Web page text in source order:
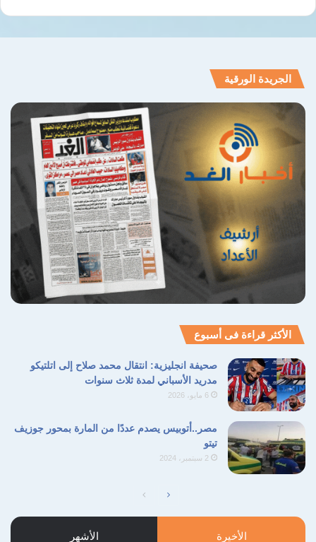
الجريدة الورقية
الأكثر قراءة فى أسبوع
صحيفة انجليزية: انتقال محمد صلاح إلى اتلتيكو
مدريد الأسباني لمدة ثلاث سنوات
6 مايو، 2026
مصر..أتوبيس يصدم عددًا من المارة بمحور جوزيف
تيتو
2 سبتمبر، 2024
الصفحة
السابقة
الصفحة
التالية
الأخيرة الأشهر